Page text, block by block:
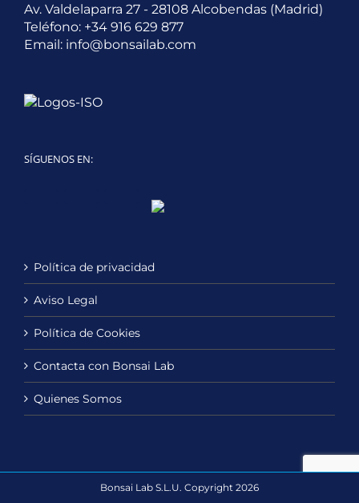
Av. Valdelaparra 27 - 28108 Alcobendas (Madrid)
Teléfono: +34 916 629 877
Email: info@bonsailab.com
SÍGUENOS EN:
LinkedInYouTube
Política de privacidad
Aviso Legal
Política de Cookies
Contacta con Bonsai Lab
Quienes Somos
Bonsai Lab S.L.U. Copyright 2026